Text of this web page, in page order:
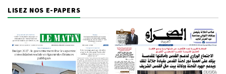
LISEZ NOS E-PAPERS